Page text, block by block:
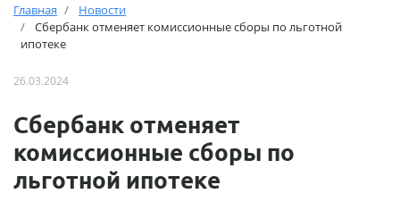
Главная
Новости
Сбербанк отменяет комиссионные сборы по льготной
ипотеке
26.03.2024
Сбербанк отменяет
комиссионные сборы по
льготной ипотеке